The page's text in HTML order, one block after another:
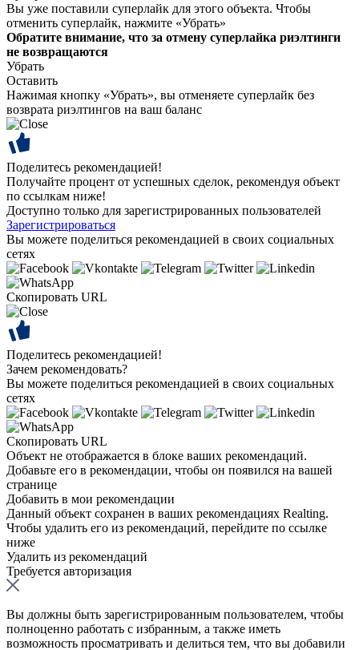
Вы уже поставили суперлайк для этого объекта. Чтобы
отменить суперлайк, нажмите «Убрать»
Обратите внимание, что за отмену суперлайка риэлтинги
не возвращаются
Убрать
Оставить
Нажимая кнопку «Убрать», вы отменяете суперлайк без
возврата риэлтингов на ваш баланс
Поделитесь рекомендацией!
Получайте процент от успешных сделок, рекомендуя объект
по ссылкам ниже!
Доступно только для зарегистрированных пользователей
Зарегистрироваться
Вы можете поделиться рекомендацией в своих социальных
сетях
Скопировать URL
Поделитесь рекомендацией!
Зачем рекомендовать?
Вы можете поделиться рекомендацией в своих социальных
сетях
Скопировать URL
Объект не отображается в блоке ваших рекомендаций.
Добавьте его в рекомендации, чтобы он появился на вашей
странице
Добавить в мои рекомендации
Данный объект сохранен в ваших рекомендациях Realting.
Чтобы удалить его из рекомендаций, перейдите по ссылке
ниже
Удалить из рекомендаций
Требуется авторизация
Вы должны быть зарегистрированным пользователем, чтобы
полноценно работать с избранным, а также иметь
возможность просматривать и делиться тем, что вы добавили